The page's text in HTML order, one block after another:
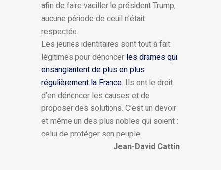
afin de faire vaciller le président Trump,
aucune période de deuil n’était
respectée.
Les jeunes identitaires sont tout à fait
légitimes pour dénoncer les drames qui
ensanglantent de plus en plus
régulièrement la France. Ils ont le droit
d’en dénoncer les causes et de
proposer des solutions. C’est un devoir
et même un des plus nobles qui soient :
celui de protéger son peuple.
Jean-David Cattin